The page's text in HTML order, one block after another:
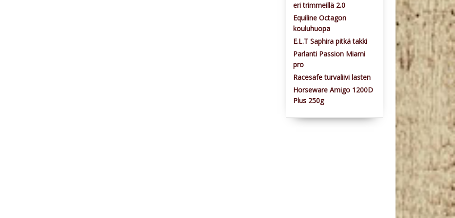
eri trimmeillä 2.0
Equiline Octagon
kouluhuopa
E.L.T Saphira pitkä takki
Parlanti Passion Miami
pro
Racesafe turvaliivi lasten
Horseware Amigo 1200D
Plus 250g